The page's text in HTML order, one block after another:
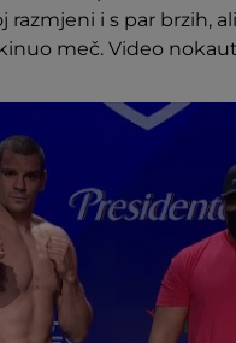
razmjeni i s par brzih,
meč. Video